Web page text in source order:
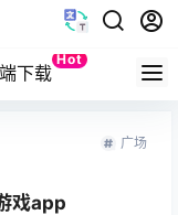
下载
Hot
Quest
广场
戏app